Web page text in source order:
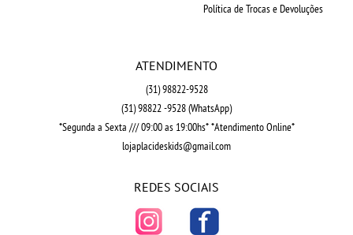
Política de Trocas e Devoluções
ATENDIMENTO
(31)98822-9528
(31)98822 -9528(WhatsApp)
*Segunda a Sexta /// 09:00 as 19:00hs* *Atendimento Online*
lojaplacideskids@gmail.com
REDES SOCIAIS